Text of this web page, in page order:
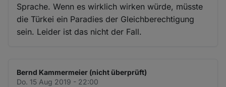
Sprache. Wenn es wirklich wirken würde, müsste
die Türkei ein Paradies der Gleichberechtigung
sein. Leider ist das nicht der Fall.
Bernd Kammermeier (nicht überprüft)
Do. 15 Aug 2019 - 22:00